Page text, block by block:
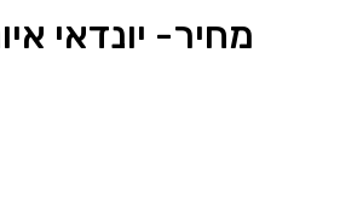
מחיר- יונדאי